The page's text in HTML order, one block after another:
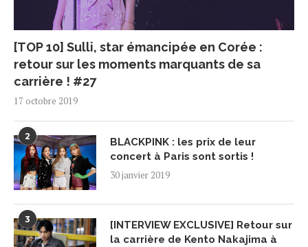
[TOP 10] Sulli, star émancipée en Corée :
retour sur les moments marquants de sa
carrière ! #27
17 octobre 2019
2
BLACKPINK : les prix de leur
concert à Paris sont sortis !
30 janvier 2019
3
[INTERVIEW EXCLUSIVE] Retour sur
la carrière de Kento Nakajima à